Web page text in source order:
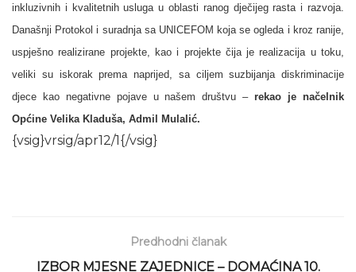
inkluzivnih i kvalitetnih usluga u oblasti ranog dječijeg rasta i razvoja.
Današnji Protokol i suradnja sa UNICEFOM koja se ogleda i kroz ranije,
uspješno realizirane projekte, kao i projekte čija je realizacija u toku,
veliki su iskorak prema naprijed, sa ciljem suzbijanja diskriminacije
djece kao negativne pojave u našem društvu –rekao je načelnik
Općine Velika Kladuša, Admil Mulalić.
{vsig}vrsig/apr12/1{/vsig}
Predhodni članak
IZBOR MJESNE ZAJEDNICE – DOMAĆINA 10.